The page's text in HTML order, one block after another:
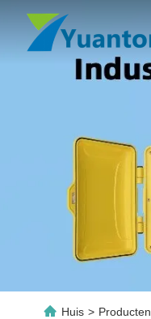
Huis > Producten